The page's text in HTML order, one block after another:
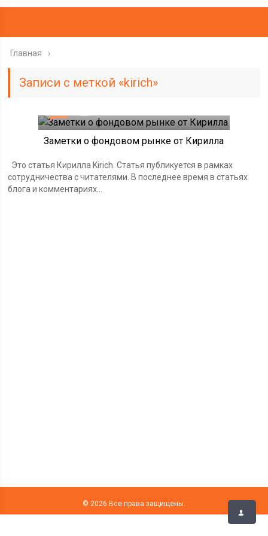
Главная
Записи с меткой «kirich»
Заметки о фондовом рынке от Кирилла
Это статья Кирилла Kirich. Статья публикуется в рамках
сотрудничества с читателями. В последнее время в статьях
блога и комментариях...
© 2026 Все права защищены.